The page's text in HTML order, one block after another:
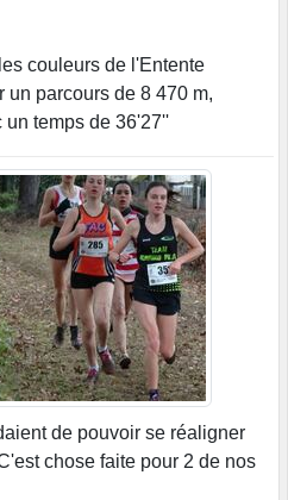
couleurs de l'Entente
un parcours de 8 470 m,
un temps de 36'27''
de pouvoir se réaligner
chose faite pour 2 de nos